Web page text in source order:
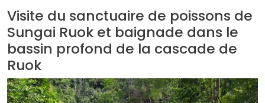
Visite du sanctuaire de poissons de
Sungai Ruok et baignade dans le
bassin profond de la cascade de
Ruok